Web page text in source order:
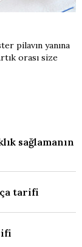
pilavın yanına
orası size
sağlamanın
tarifi